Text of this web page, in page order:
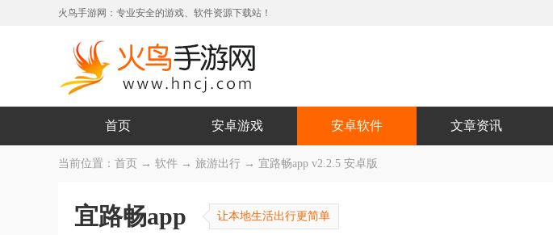
火鸟手游网：专业安全的游戏、软件资源下载站！
首页 安卓游戏 安卓软件 文章资讯
当前位置： 首页 → 软件 → 旅游出行 → 宜路畅app v2.2.5 安卓版
宜路畅app 让本地生活出行更简单